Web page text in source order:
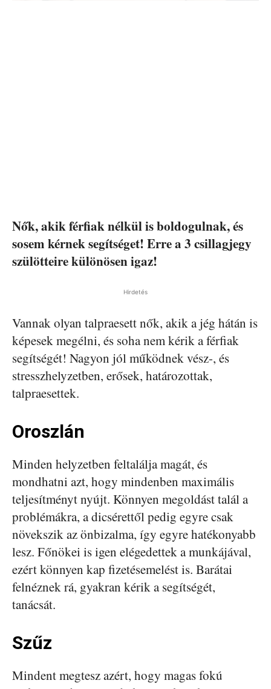
Nők, akik férfiak nélkül is boldogulnak, és
sosem kérnek segítséget! Erre a 3 csillagjegy
szülötteire különösen igaz!
Hirdetés
Vannak olyan talpraesett nők, akik a jég hátán is
képesek megélni, és soha nem kérik a férfiak
segítségét! Nagyon jól működnek vész-, és
stresszhelyzetben, erősek, határozottak,
talpraesettek.
Oroszlán
Minden helyzetben feltalálja magát, és
mondhatni azt, hogy mindenben maximális
teljesítményt nyújt. Könnyen megoldást talál a
problémákra, a dicsérettől pedig egyre csak
növekszik az önbizalma, így egyre hatékonyabb
lesz. Főnökei is igen elégedettek a munkájával,
ezért könnyen kap fizetésemelést is. Barátai
felnéznek rá, gyakran kérik a segítségét,
tanácsát.
Szűz
Mindent megtesz azért, hogy magas fokú